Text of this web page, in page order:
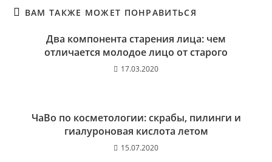
ВАМ ТАКЖЕ МОЖЕТ ПОНРАВИТЬСЯ
Два компонента старения лица: чем
отличается молодое лицо от старого
17.03.2020
ЧаВо по косметологии: скрабы, пилинги и
гиалуроновая кислота летом
15.07.2020